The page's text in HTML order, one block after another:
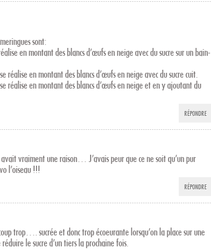
sont:
en montant des blancs d’œufs en neige avec du sucre sur un bain-
se réalise en montant des blancs d’œufs en neige avec du sucre cuit.
se réalise en montant des blancs d’œufs en neige et en y ajoutant du
RÉPONDRE
vraiment une raison… J’avais peur que ce ne soit qu’un pur
l’oiseau !!!
RÉPONDRE
trop…. sucrée et donc trop écoeurante lorsqu’on la place sur une
le sucre d’un tiers la prochaine fois.